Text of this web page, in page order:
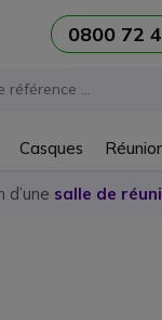
0800 72
Casques
d’une salle de